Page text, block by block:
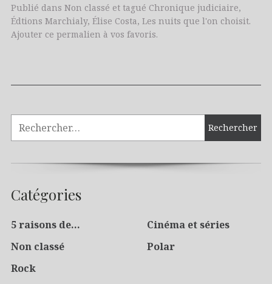
Publié dans Non classé et tagué Chronique judiciaire,
Édtions Marchialy, Élise Costa, Les nuits que l'on choisit.
Ajouter ce permalien à vos favoris.
Catégories
5 raisons de…
Cinéma et séries
Non classé
Polar
Rock